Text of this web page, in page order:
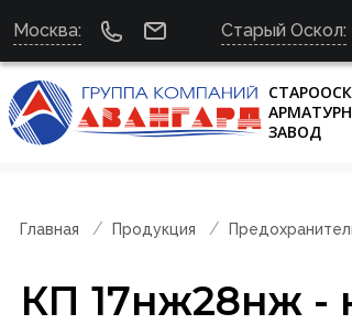
Москва: Старый Оскол:
ЗАВОД
Главная Продукция
КП 17нж28нж -